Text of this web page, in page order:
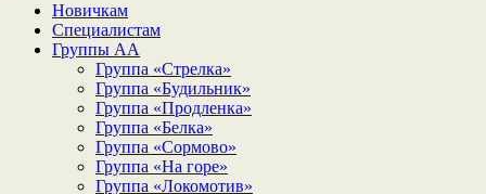
Новичкам
Специалистам
Группы АА
Группа «Стрелка»
Группа «Будильник»
Группа «Продленка»
Группа «Белка»
Группа «Сормово»
Группа «На горе»
Группа «Локомотив»